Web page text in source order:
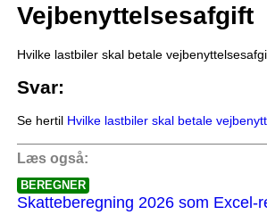
Vejbenyttelsesafgift
Hvilke lastbiler skal betale
Svar:
Se hertil Hvilke lastbiler skal betale
Læs også:
BEREGNER
Skatteberegning 2026 som Excel-